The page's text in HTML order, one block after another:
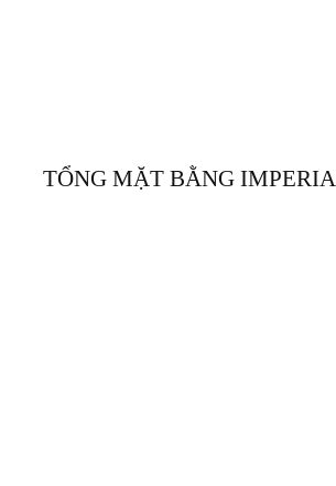
TỔNG MẶT BẰNG